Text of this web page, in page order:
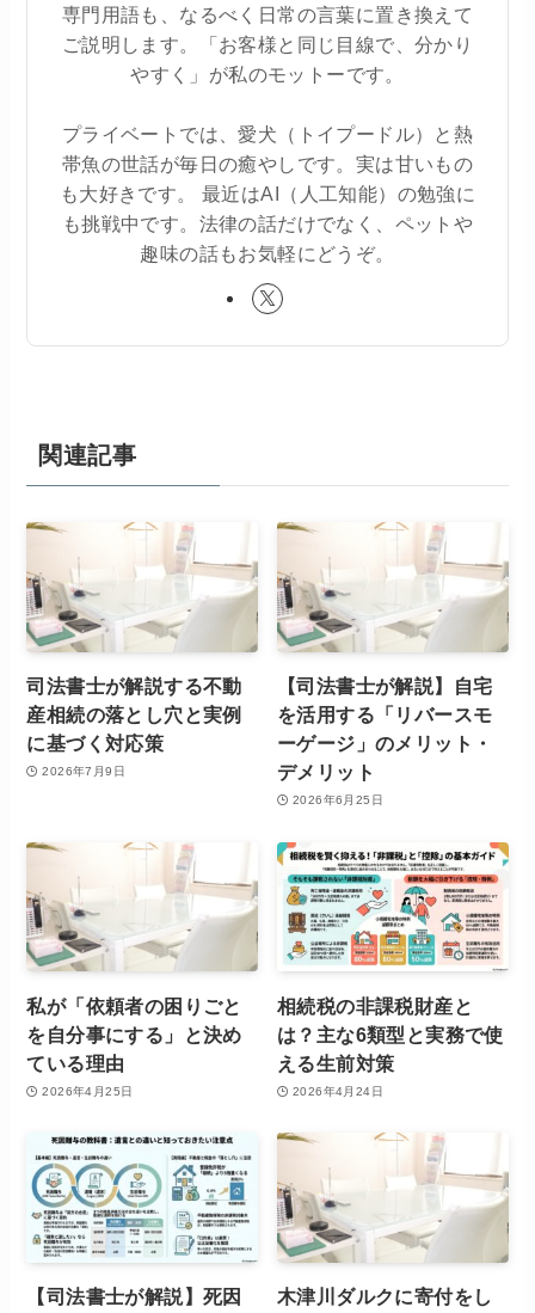
専門用語も、なるべく日常の言葉に置き換えて
ご説明します。「お客様と同じ目線で、分かり
やすく」が私のモットーです。
プライベートでは、愛犬（トイプードル）と熱
帯魚の世話が毎日の癒やしです。実は甘いもの
も大好きです。 最近はAI（人工知能）の勉強に
も挑戦中です。法律の話だけでなく、ペットや
趣味の話もお気軽にどうぞ。
関連記事
司法書士が解説する不動
産相続の落とし穴と実例
に基づく対応策
2026年7月9日
【司法書士が解説】自宅
を活用する「リバースモ
ーゲージ」のメリット・
デメリット
2026年6月25日
私が「依頼者の困りごと
を自分事にする」と決め
ている理由
2026年4月25日
相続税の非課税財産と
は？主な6類型と実務で使
える生前対策
2026年4月24日
【司法書士が解説】死因
木津川ダルクに寄付をし